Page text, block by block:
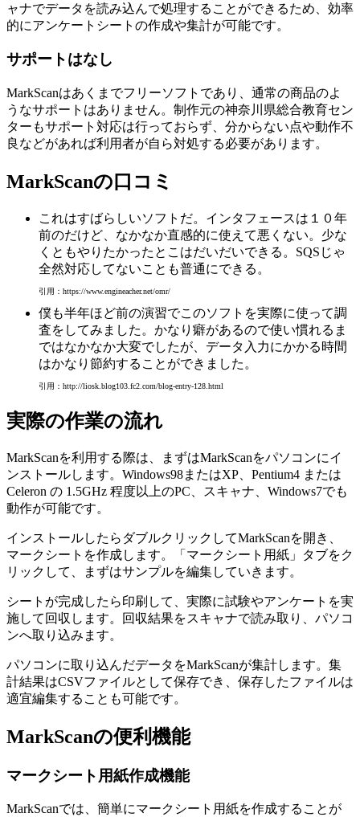
ャナでデータを読み込んで処理することができるため、効率
的にアンケートシートの作成や集計が可能です。
サポートはなし
MarkScanはあくまでフリーソフトであり、通常の商品のよ
うなサポートはありません。制作元の神奈川県総合教育セン
ターもサポート対応は行っておらず、分からない点や動作不
良などがあれば利用者が自ら対処する必要があります。
MarkScanの口コミ
これはすばらしいソフトだ。インタフェースは１０年
前のだけど、なかなか直感的に使えて悪くない。少な
くともやりたかったとこはだいだいできる。SQSじゃ
全然対応してないことも普通にできる。
引用：https://www.engineacher.net/omr/
僕も半年ほど前の演習でこのソフトを実際に使って調
査をしてみました。かなり癖があるので使い慣れるま
ではなかなか大変でしたが、データ入力にかかる時間
はかなり節約することができました。
引用：http://liosk.blog103.fc2.com/blog-entry-128.html
実際の作業の流れ
MarkScanを利用する際は、まずはMarkScanをパソコンにイ
ンストールします。Windows98またはXP、Pentium4 または
Celeron の 1.5GHz 程度以上のPC、スキャナ、Windows7でも
動作が可能です。
インストールしたらダブルクリックしてMarkScanを開き、
マークシートを作成します。「マークシート用紙」タブをク
リックして、まずはサンプルを編集していきます。
シートが完成したら印刷して、実際に試験やアンケートを実
施して回収します。回収結果をスキャナで読み取り、パソコ
ンへ取り込みます。
パソコンに取り込んだデータをMarkScanが集計します。集
計結果はCSVファイルとして保存でき、保存したファイルは
適宜編集することも可能です。
MarkScanの便利機能
マークシート用紙作成機能
MarkScanでは、簡単にマークシート用紙を作成することが